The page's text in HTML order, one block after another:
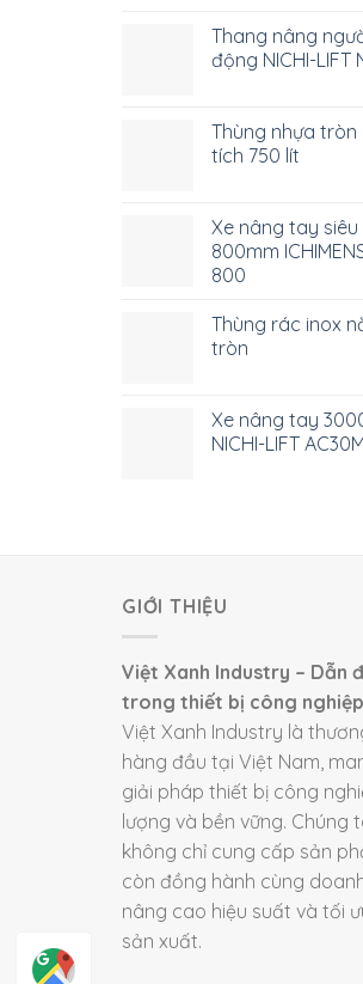
Thang nâng
động NICHI-LIFT
Thùng nhựa tròn
tích 750 lít
Xe nâng tay siêu
800mm
800
Thùng rác inox
tròn
Xe nâng tay
NICHI-LIFT AC30M
GIỚI THIỆU
Việt Xanh Industry – Dẫn
trong thiết bị công nghiệp
Việt Xanh Industry là
hàng đầu tại Việt Nam,
giải pháp thiết bị công
lượng và bền vững. Chúng
không chỉ cung cấp sản
còn đồng hành cùng
nâng cao hiệu suất và tối
sản xuất.